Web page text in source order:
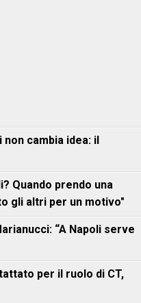
non cambia idea: il
Quando prendo una
gli altri per un motivo"
“A Napoli serve
per il ruolo di CT,